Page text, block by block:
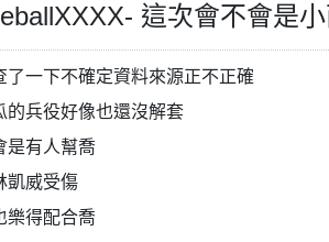
這次會不會是
了一下不確定資料來源正不正確
的兵役好像也還沒解套
是有人幫喬
凱威受傷
樂得配合喬